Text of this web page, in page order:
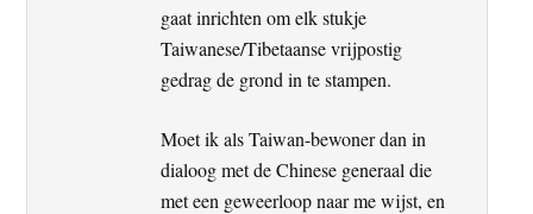
gaat inrichten om elk stukje
Taiwanese/Tibetaanse vrijpostig
gedrag de grond in te stampen.
Moet ik als Taiwan-bewoner dan in
dialoog met de Chinese generaal die
met een geweerloop naar me wijst, en